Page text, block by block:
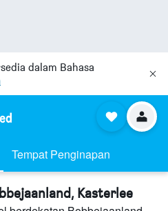
dalam Bahasa
Tempat Penginapan
Kasterlee